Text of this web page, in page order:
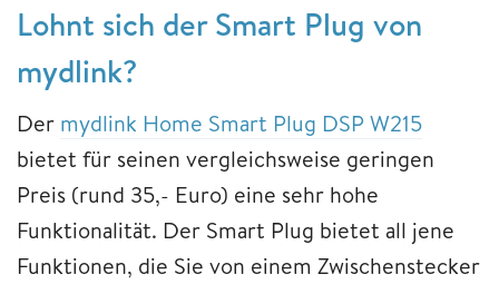
Lohnt sich der Smart Plug von
mydlink?
Der mydlink Home Smart Plug DSP W215
bietet für seinen vergleichsweise geringen
Preis (rund 35,- Euro) eine sehr hohe
Funktionalität. Der Smart Plug bietet all jene
Funktionen, die Sie von einem Zwischenstecker